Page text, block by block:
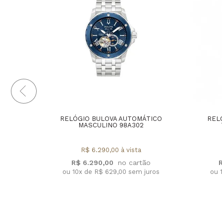
RELÓGIO BULOVA AUTOMÁTICO
MASCULINO 98A302
R$ 6.290,00
R$ 6.290,00 à vista
ou 10x de R$ 629,00 sem juros ou